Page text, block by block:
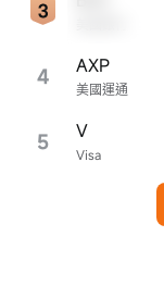
4 美國運通
AXP
5 Visa
V